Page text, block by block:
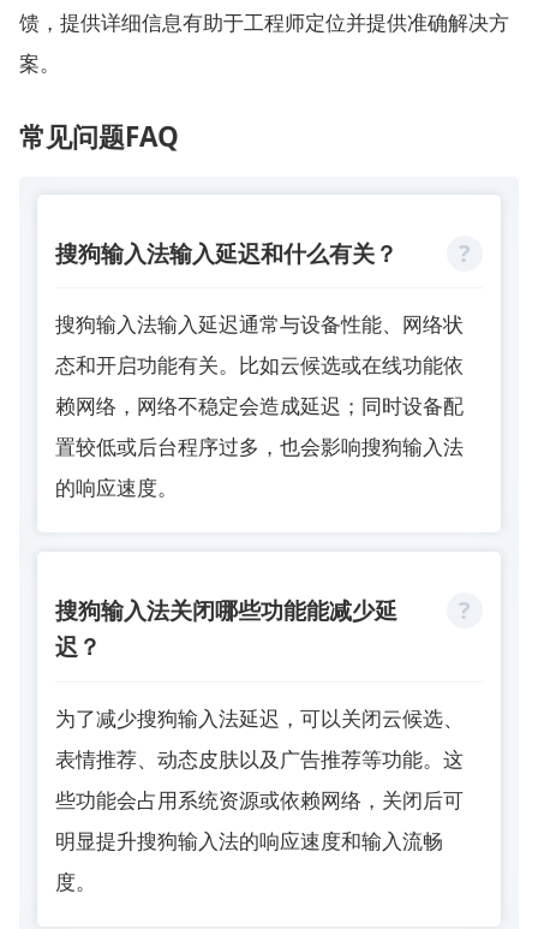
馈，提供详细信息有助于工程师定位并提供准确解决方
案。
常见问题FAQ
搜狗输入法输入延迟和什么有关？
搜狗输入法输入延迟通常与设备性能、网络状
态和开启功能有关。比如云候选或在线功能依
赖网络，网络不稳定会造成延迟；同时设备配
置较低或后台程序过多，也会影响搜狗输入法
的响应速度。
搜狗输入法关闭哪些功能能减少延
迟？
为了减少搜狗输入法延迟，可以关闭云候选、
表情推荐、动态皮肤以及广告推荐等功能。这
些功能会占用系统资源或依赖网络，关闭后可
明显提升搜狗输入法的响应速度和输入流畅
度。